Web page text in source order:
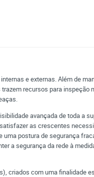
e externas. Além de
recursos para
avançada de toda a
as crescentes
postura de segurança
a segurança da rede à
criados com uma finalidade